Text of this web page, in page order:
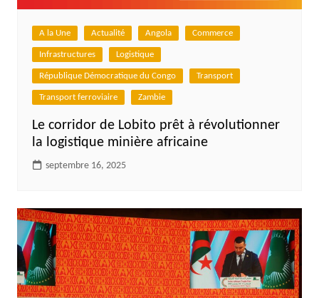
A la Une Actualité Angola Commerce
Infrastructures Logistique
République Démocratique du Congo Transport
Transport ferroviaire Zambie
Le corridor de Lobito prêt à révolutionner
la logistique minière africaine
septembre 16, 2025